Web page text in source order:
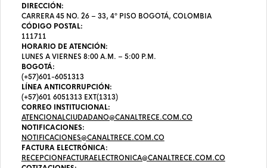
DIRECCIÓN:
CARRERA 45 NO. 26 – 33, 4º PISO BOGOTÁ, COLOMBIA
CÓDIGO POSTAL:
111711
HORARIO DE ATENCIÓN:
LUNES A VIERNES 8:00 A.M. – 5:00 P.M.
BOGOTÁ:
(+57)601-6051313
LÍNEA ANTICORRUPCIÓN:
(+57)601 6051313 EXT(1313)
CORREO INSTITUCIONAL:
ATENCIONALCIUDADANO@CANALTRECE.COM.CO
NOTIFICACIONES:
NOTIFICACIONES@CANALTRECE.COM.CO
FACTURA ELECTRÓNICA:
RECEPCIONFACTURAELECTRONICA@CANALTRECE.COM.CO